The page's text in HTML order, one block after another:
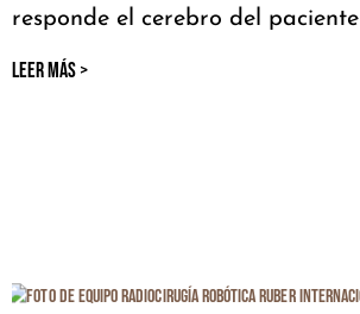
responde el cerebro del paciente
LEER MÁS >